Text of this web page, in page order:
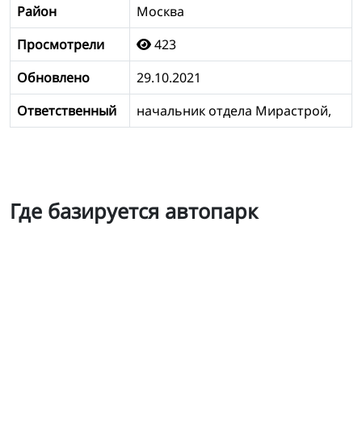
Район
Москва
Просмотрели
423
Обновлено
29.10.2021
Ответственный
начальник отдела Мирастрой,
Где базируется автопарк